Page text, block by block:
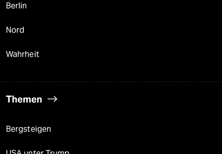
Berlin
Nord
Wahrheit
Themen
Bergsteigen